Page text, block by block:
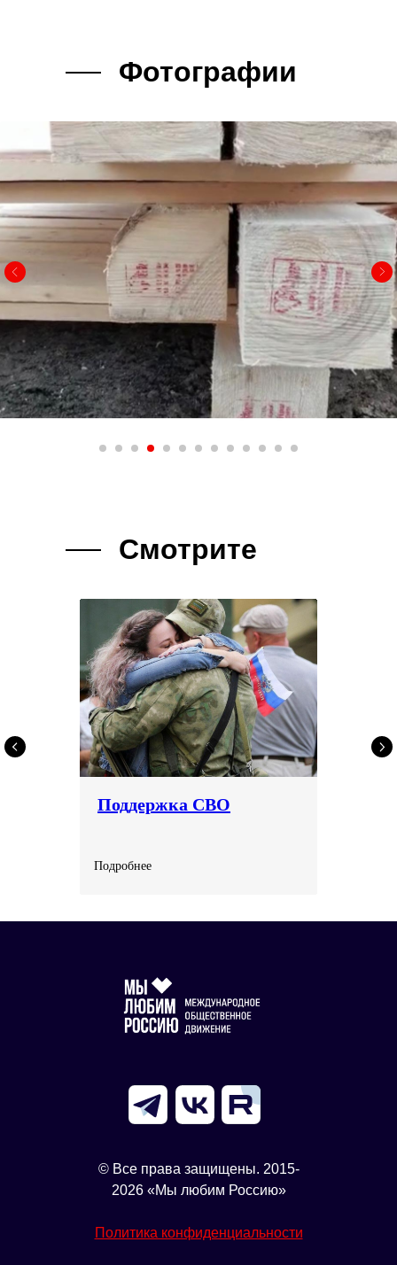
Фотографии
Смотрите
так же
Поддержка СВО
Подробнее
Политика конфиденциальности
© Все права защищены. 2015-
2026 «Мы любим Россию»